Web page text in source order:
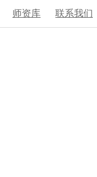
师资库 联系我们